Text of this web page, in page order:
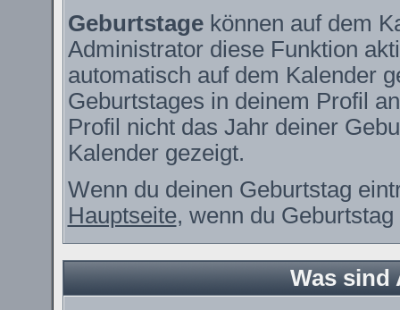
Geburtstagekönnen auf dem
Administrator diese Funktion
automatisch auf dem Kalender
Geburtstages in deinem Profil
Profil nicht das Jahr deiner
Kalender gezeigt.
Wenn du deinen Geburtstag
Hauptseite, wenn du Geburtstag
Was sind